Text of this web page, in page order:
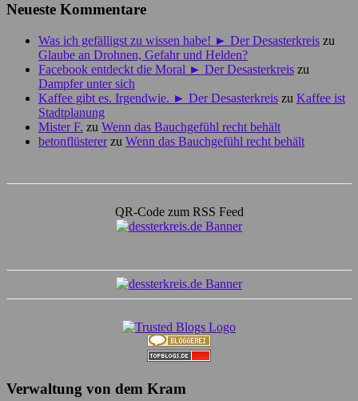
Neueste Kommentare
Was ich gefälligst zu wissen habe! ► Der Desasterkreis zu
Glaube an Drohnen, Gefahr und Helden?
Facebook entdeckt die Moral ► Der Desasterkreis zu
Dampfer unter sich
Kaffee gibt es. Irgendwie. ► Der Desasterkreis zu Kaffee ist
Stadtplanung
Mister F. zu Wenn das Bauchgefühl recht behält
betonflüstererzu Wenn das Bauchgefühl recht behält
QR-Code zum RSS Feed
Verwaltung von dem Kram